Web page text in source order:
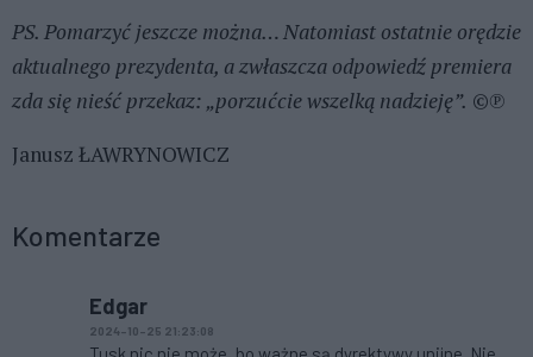
PS. Pomarzyć jeszcze można… Natomiast ostatnie orędzie
aktualnego prezydenta, a zwłaszcza odpowiedź premiera
zda się nieść przekaz: „porzućcie wszelką nadzieję”. ©℗
Janusz ŁAWRYNOWICZ
Komentarze
Edgar
2024-10-25 21:23:08